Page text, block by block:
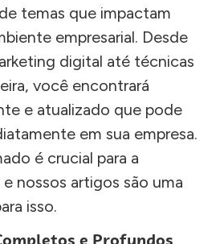
temas que impactam
empresarial. Desde
digital até técnicas
você encontrará
e atualizado que pode
em sua empresa.
é crucial para a
nossos artigos são uma
isso.
e Profundos